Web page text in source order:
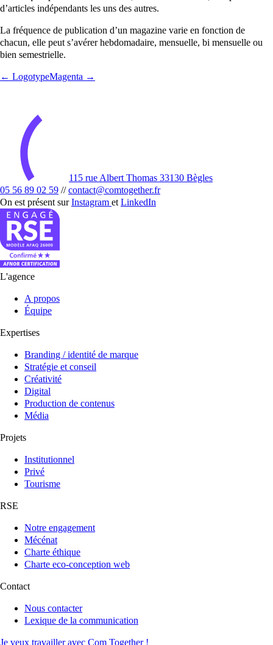
d’articles indépendants les uns des autres.
La fréquence de publication d’un magazine varie en fonction de
chacun, elle peut s’avérer hebdomadaire, mensuelle, bi mensuelle ou
bien semestrielle.
← LogotypeMagenta →
115 rue Albert Thomas 33130 Bègles
05 56 89 02 59 // contact@comtogether.fr
On est présent surInstagram et LinkedIn
L'agence
A propos
Équipe
Expertises
Branding / identité de marque
Stratégie et conseil
Créativité
Digital
Production de contenus
Média
Projets
Institutionnel
Privé
Tourisme
RSE
Notre engagement
Mécénat
Charte éthique
Charte eco-conception web
Contact
Nous contacter
Lexique de la communication
Je veux travailler avec Com Together !